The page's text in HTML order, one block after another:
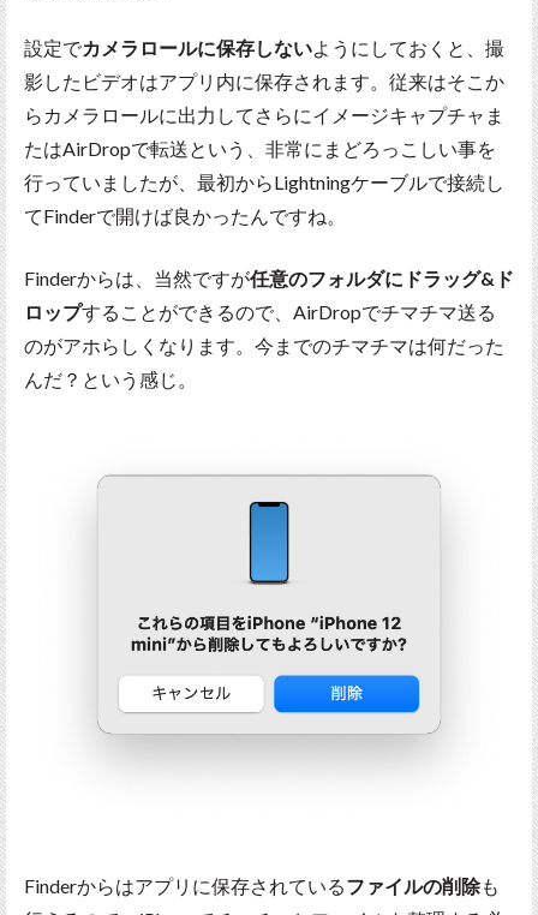
設定でカメラロールに保存しないようにしておくと、撮
影したビデオはアプリ内に保存されます。従来はそこか
らカメラロールに出力してさらにイメージキャプチャま
たはAirDropで転送という、非常にまどろっこしい事を
行っていましたが、最初からLightningケーブルで接続し
てFinderで開けば良かったんですね。
Finderからは、当然ですが任意のフォルダにドラッグ&ド
ロップすることができるので、AirDropでチマチマ送る
のがアホらしくなります。今までのチマチマは何だった
んだ？という感じ。
Finderからはアプリに保存されているファイルの削除も